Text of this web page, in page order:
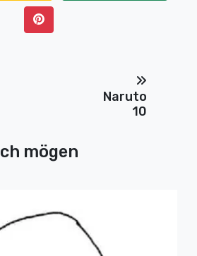
Naruto
10
mögen